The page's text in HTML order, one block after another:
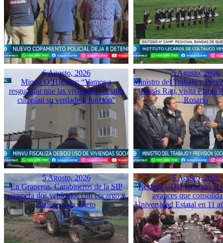
6 Agosto, 2026
Minvu O’Higgins: “Vamos a
resguardar que las viviendas sociales
cumplan su verdadera función”
5 Agosto, 2026
Ministro del Trabajo y
Tomás Rau, visita Planta
Rosario
5 Agosto, 2026
En Graneros, Carabineros de la SIP
recupera dos vehículos con encargo y
detiene a un sujeto
5 Agosto, 2026
Rectora UOH presentó al
avances que
Universidad Estatal en 11